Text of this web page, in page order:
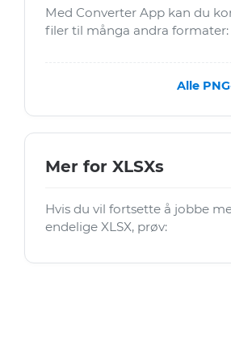
Med Converter App kan du
filer til många andra formater:
Alle
Mer for XLSXs
Hvis du vil fortsette å jobbe
endelige XLSX, prøv: